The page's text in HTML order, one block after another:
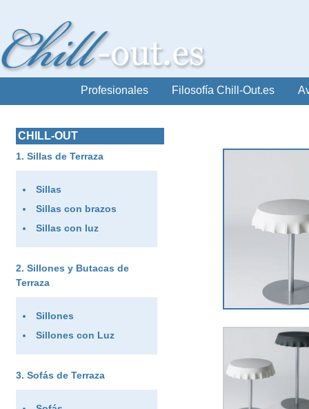
Profesionales Filosofía Chill-Out.es
CHILL-OUT
Sillas de Terraza
Sillas
Sillas con brazos
Sillas con luz
Sillones y Butacas de
Terraza
Sillones
Sillones con Luz
Sofás de Terraza